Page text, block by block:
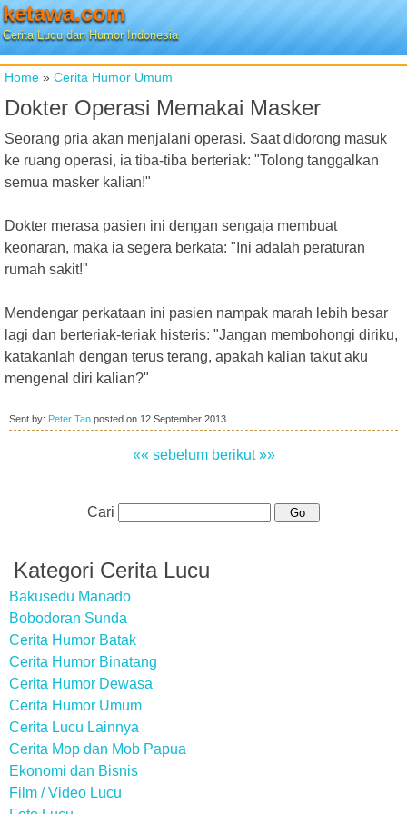
ketawa.com
Cerita Lucu dan Humor Indonesia
Home » Cerita Humor Umum
Dokter Operasi Memakai Masker
Seorang pria akan menjalani operasi. Saat didorong masuk
ke ruang operasi, ia tiba-tiba berteriak: "Tolong tanggalkan
semua masker kalian!"
Dokter merasa pasien ini dengan sengaja membuat
keonaran, maka ia segera berkata: "Ini adalah peraturan
rumah sakit!"
Mendengar perkataan ini pasien nampak marah lebih besar
lagi dan berteriak-teriak histeris: "Jangan membohongi diriku,
katakanlah dengan terus terang, apakah kalian takut aku
mengenal diri kalian?"
Sent by: Peter Tan posted on 12 September 2013
«« sebelum berikut »»
Cari
Kategori Cerita Lucu
Bakusedu Manado
Bobodoran Sunda
Cerita Humor Batak
Cerita Humor Binatang
Cerita Humor Dewasa
Cerita Humor Umum
Cerita Lucu Lainnya
Cerita Mop dan Mob Papua
Ekonomi dan Bisnis
Film / Video Lucu